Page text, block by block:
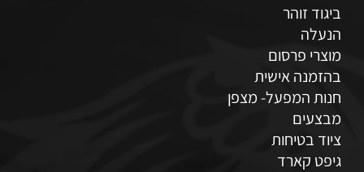
ביגוד זוהר
הנעלה
מוצרי פרסום
בהזמנה אישית
חנות המפעל- מצפן
מבצעים
ציוד בטיחות
גיפט קארד